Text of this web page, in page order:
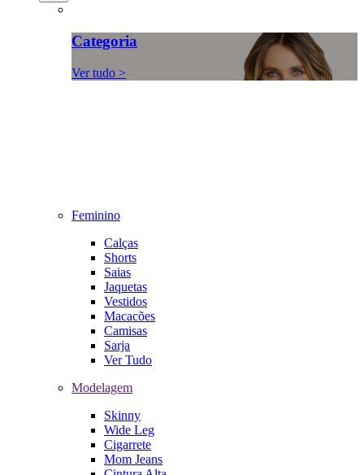
Categoria
Ver tudo >
Feminino
Calças
Shorts
Saias
Jaquetas
Vestidos
Macacões
Camisas
Sarja
Ver Tudo
Modelagem
Skinny
Wide Leg
Cigarrete
Mom Jeans